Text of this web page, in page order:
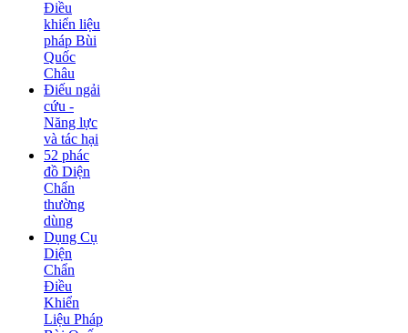
Điều
khiển liệu
pháp Bùi
Quốc
Châu
Điếu ngải
cứu -
Năng lực
và tác hại
52 phác
đồ Diện
Chẩn
thường
dùng
Dụng Cụ
Diện
Chẩn
Điều
Khiển
Liệu Pháp